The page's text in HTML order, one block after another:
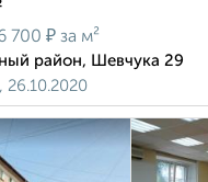
700 ₽ за м²
район, Шевчука 29
26.10.2020